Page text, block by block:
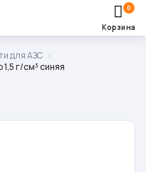
Корзина
0
для АЗС »
г/см³ синяя